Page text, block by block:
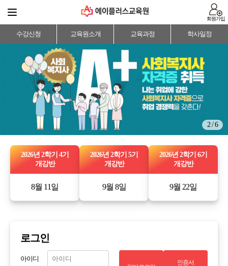
회원가입
수강신청 교육원소개 교육과정 학사일정
3 / 6
2026년 2학기 4기
개강반
8월 11일
2026년 2학기 5기
개강반
9월 8일
2026년 2학기 6기
개강반
9월 22일
로그인
아이디
인증서